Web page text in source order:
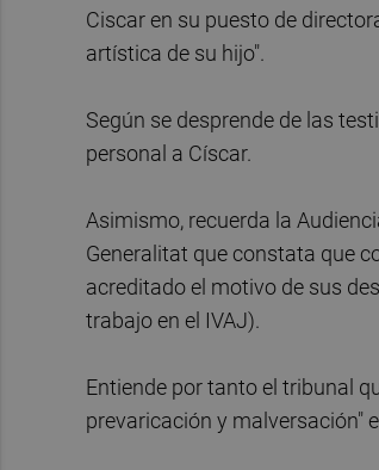
Ciscar en su puesto de
artística de su hijo".
Según se desprende de las
personal a Císcar.
Asimismo, recuerda la
Generalitat que constata que
acreditado el motivo de sus
trabajo en el IVAJ).
Entiende por tanto el tribunal
prevaricación y malversación"